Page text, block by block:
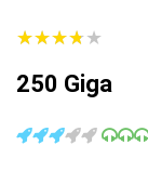
★★★★★
★★★★★
250 Giga